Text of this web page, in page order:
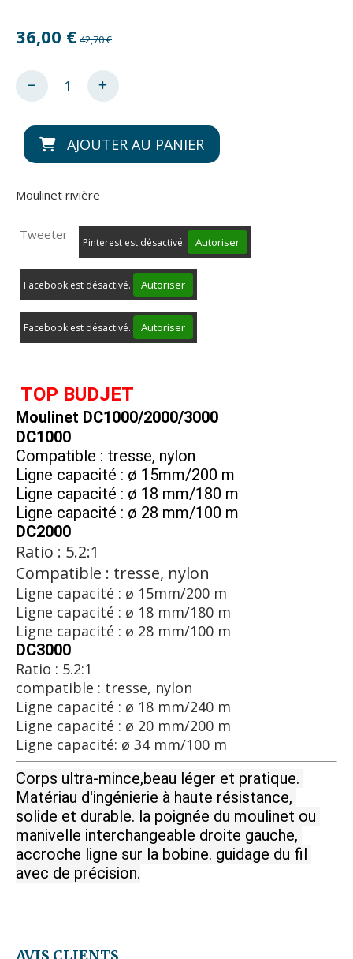
36,00 € 42,70 €
AJOUTER AU PANIER
Moulinet rivière
Tweeter
Pinterest est désactivé. Autoriser
Facebook est désactivé. Autoriser
Facebook est désactivé. Autoriser
TOP BUDJET
Moulinet DC1000/2000/3000
DC1000
Compatible : tresse, nylon
Ligne capacité : ø 15mm/200 m
Ligne capacité : ø 18 mm/180 m
Ligne capacité : ø 28 mm/100 m
DC2000
Ratio : 5.2:1
Compatible : tresse, nylon
Ligne capacité : ø 15mm/200 m
Ligne capacité : ø 18 mm/180 m
Ligne capacité : ø 28 mm/100 m
DC3000
Ratio : 5.2:1
compatible : tresse, nylon
Ligne capacité : ø 18 mm/240 m
Ligne capacité : ø 20 mm/200 m
Ligne capacité: ø 34 mm/100 m
Matériau d'ingénierie à haute résistance,
solide et durable. la poignée du moulinet ou
manivelle interchangeable droite gauche,
accroche ligne sur la bobine. guidage du fil
avec de précision.
AVIS CLIENTS